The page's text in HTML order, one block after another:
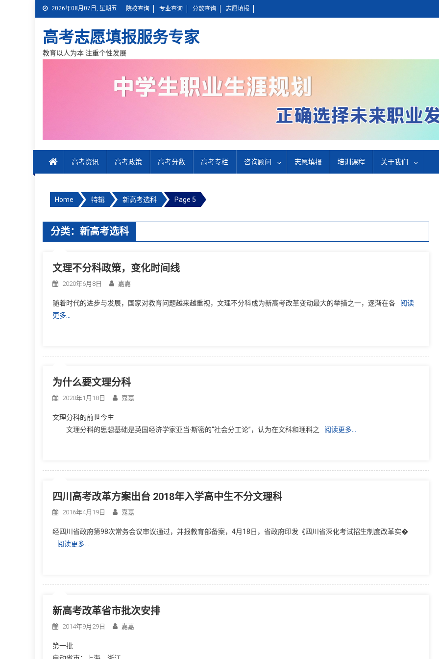
2026年08月07日, 星期五 院校查询 专业查询 分数查询 志愿填报
高考志愿填报服务专家
教育以人为本 注重个性发展
高考资讯 高考政策 高考分数 高考专栏 咨询顾问 志愿填报 培训课程 关于我们
Home 特辑 新高考选科 Page 5
分类：新高考选科
文理不分科政策，变化时间线
2020年6月8日 嘉嘉
随着时代的进步与发展，国家对教育问题越来越重视，文理不分科成为新高考改革变动最大的举措之一，逐渐在各
阅读
更多…
为什么要文理分科
2020年1月18日 嘉嘉
文理分科的前世今生
文理分科的思想基础是英国经济学家亚当·斯密的“社会分工论”，认为在文科和理科之
阅读更多…
四川高考改革方案出台 2018年入学高中生不分文理科
2016年4月19日 嘉嘉
经四川省政府第98次常务会议审议通过，并报教育部备案，4月18日，省政府印发《四川省深化考试招生制度改革实�
阅读更多…
新高考改革省市批次安排
2014年9月29日 嘉嘉
第一批